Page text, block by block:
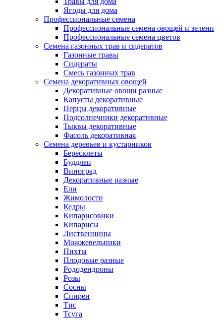
Ягоды для дома
Профессиональные семена
Профессиональные семена овощей и зелени
Профессиональные семена цветов
Семена газонных трав и сидератов
Газонные травы
Сидераты
Смесь газонных трав
Семена декоративных овощей
Декоративные овощи разные
Капусты декоративные
Перцы декоративные
Подсолнечники декоративные
Тыквы декоративные
Фасоль декоративная
Семена деревьев и кустарников
Бересклеты
Буддлеи
Виноград
Декоративные разные
Ели
Жимолости
Кедры
Кипарисовики
Кипарисы
Лиственницы
Можжевельники
Пихты
Плодовые разные
Рододендроны
Розы
Сосны
Спиреи
Тис
Тсуга